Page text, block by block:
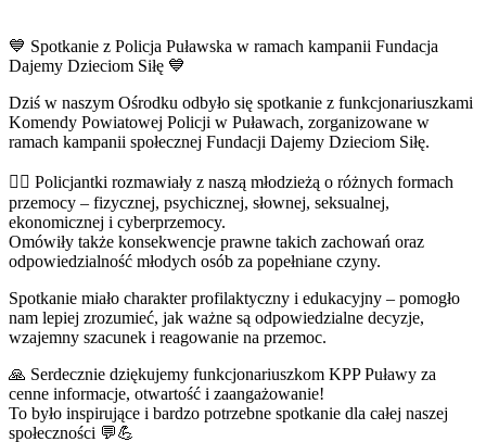
💙 Spotkanie z Policja Puławska w ramach kampanii Fundacja
Dajemy Dzieciom Siłę 💙
Dziś w naszym Ośrodku odbyło się spotkanie z funkcjonariuszkami
Komendy Powiatowej Policji w Puławach, zorganizowane w
ramach kampanii społecznej Fundacji Dajemy Dzieciom Siłę.
👮‍♀️ Policjantki rozmawiały z naszą młodzieżą o różnych formach
przemocy – fizycznej, psychicznej, słownej, seksualnej,
ekonomicznej i cyberprzemocy.
Omówiły także konsekwencje prawne takich zachowań oraz
odpowiedzialność młodych osób za popełniane czyny.
Spotkanie miało charakter profilaktyczny i edukacyjny – pomogło
nam lepiej zrozumieć, jak ważne są odpowiedzialne decyzje,
wzajemny szacunek i reagowanie na przemoc.
🙏 Serdecznie dziękujemy funkcjonariuszkom KPP Puławy za
cenne informacje, otwartość i zaangażowanie!
To było inspirujące i bardzo potrzebne spotkanie dla całej naszej
społeczności 💬💪